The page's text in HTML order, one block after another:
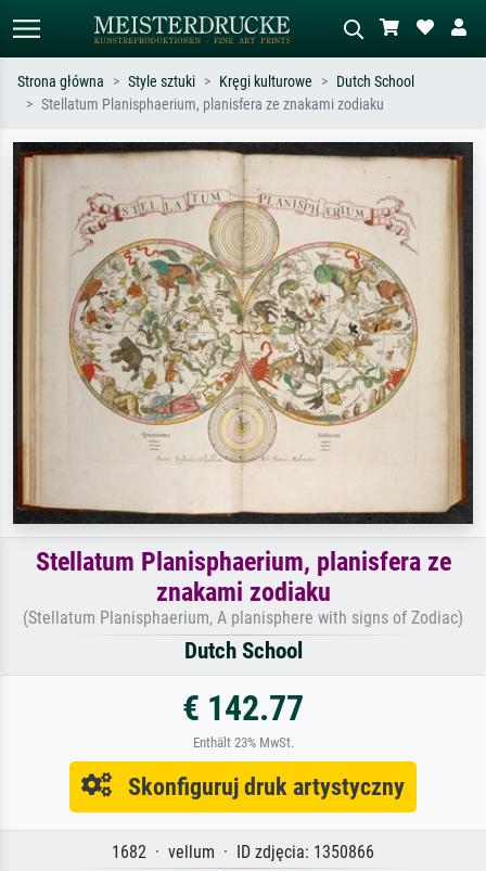
Szukaj wg artysty, tytułu lub stylu – np.
impresjonizm, fala Hokusaia, akt.
Opisz scenę – np. zielona łąka,
abstrakcja z czerwienią, ciemny olej,
stojący akt obok drzewa.
Strona główna Style sztuki Kręgi kulturowe
Dutch School
Stellatum Planisphaerium, planisfera ze znakami zodiaku
Stellatum Planisphaerium, planisfera ze
znakami zodiaku
(Stellatum Planisphaerium, A planisphere with signs of Zodiac)
Dutch School
€ 142.77
Enthält 23% MwSt.
Skonfiguruj druk artystyczny
1682 · vellum · ID zdjęcia: 1350866